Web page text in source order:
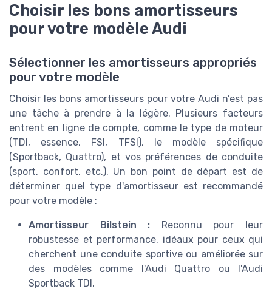
Choisir les bons amortisseurs
pour votre modèle Audi
Sélectionner les amortisseurs appropriés
pour votre modèle
Choisir les bons amortisseurs pour votre Audi n’est pas
une tâche à prendre à la légère. Plusieurs facteurs
entrent en ligne de compte, comme le type de moteur
(TDI, essence, FSI, TFSI), le modèle spécifique
(Sportback, Quattro), et vos préférences de conduite
(sport, confort, etc.). Un bon point de départ est de
déterminer quel type d'amortisseur est recommandé
pour votre modèle :
Amortisseur Bilstein : Reconnu pour leur
robustesse et performance, idéaux pour ceux qui
cherchent une conduite sportive ou améliorée sur
des modèles comme l'Audi Quattro ou l'Audi
Sportback TDI.